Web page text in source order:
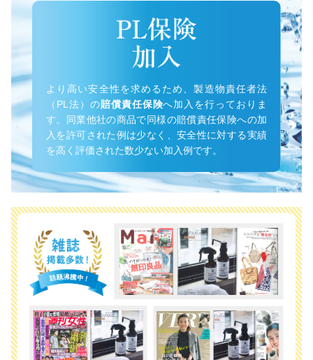
より高い安全性を求めるため、製造物責任者法
（PL法）の賠償責任保険へ加入を行っておりま
す。同業他社の商品で同様の賠償責任保険への加
入を許可された例は少なく、安全性に対する実績
を高く評価された数少ない加入例です。